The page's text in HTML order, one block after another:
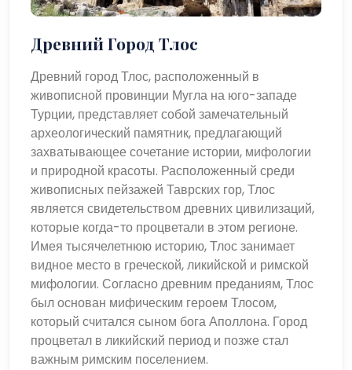
Древний Город Тлос
Древний город Тлос, расположенный в
живописной провинции Мугла на юго-западе
Турции, представляет собой замечательный
археологический памятник, предлагающий
захватывающее сочетание истории, мифологии
и природной красоты. Расположенный среди
живописных пейзажей Таврских гор, Тлос
является свидетельством древних цивилизаций,
которые когда-то процветали в этом регионе.
Имея тысячелетнюю историю, Тлос занимает
видное место в греческой, ликийской и римской
мифологии. Согласно древним преданиям, Тлос
был основан мифическим героем Тлосом,
который считался сыном бога Аполлона. Город
процветал в ликийский период и позже стал
важным римским поселением.